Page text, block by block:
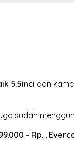
5.5inci dan
sudah
- Rp. ,